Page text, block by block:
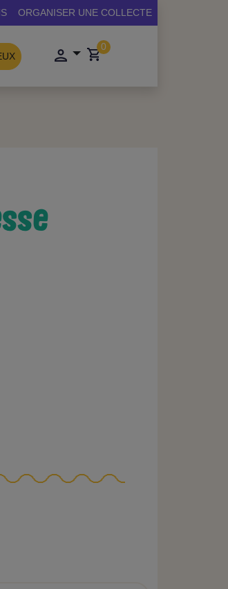
0
ORGANISER UNE COLLECTE